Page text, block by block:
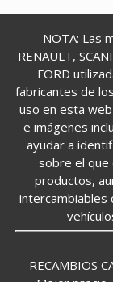
NOTA: Las
RENAULT,
FORD
fabricantes de
uso en esta
e imágenes
ayudar a
sobre el que
productos,
intercambiables
RECAMBIOS